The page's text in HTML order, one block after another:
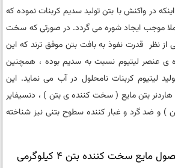
در واکنش با بتن تولید سدیم کربنات نموده که
موجب ایجاد شوره می گردد. در صورتی که سخت
از نظر قدرت نفوذ به بافت بتن موفق ترند که این
ی عنصر لیتیوم نسبت به سدیم بوده ، همچنین
لیتیوم کربنات نامحلول در آب می نماید. این
هاردنر بتن مایع ( سخت کننده ی بتن ) ، دنسیفایر
) و ضد گرد و غبار کننده سطوح بتنی نیز شناخته
مشخصات فنی محصول مایع سخت کننده بتن 4 کیلوگرمی